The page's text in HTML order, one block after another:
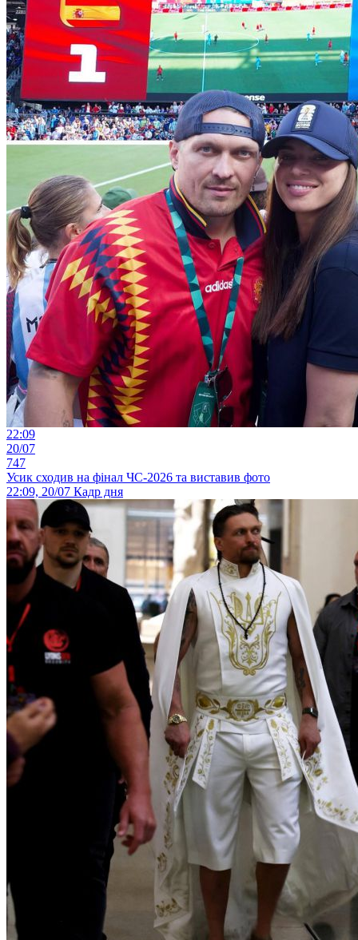
22:09
20/07
747
Усик сходив на фінал ЧС-2026 та виставив фото
22:09, 20/07 Кадр дня